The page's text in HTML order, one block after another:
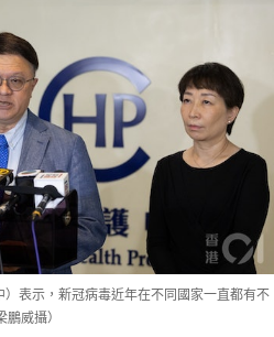
表示，新冠病毒近年在不同國家一直都有不
威攝）